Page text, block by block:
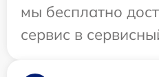
мы бесплатно
сервис в